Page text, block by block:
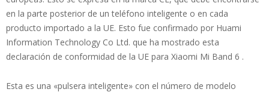
en la parte posterior de un teléfono inteligente o en cada
producto importado a la UE. Esto fue confirmado por Huami
Information Technology Co Ltd. que ha mostrado esta
declaración de conformidad de la UE para Xiaomi Mi Band 6 .
Esta es una «pulsera inteligente» con el número de modelo